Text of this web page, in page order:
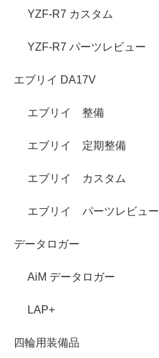
YZF-R7 カスタム
YZF-R7 パーツレビュー
エブリイ DA17V
エブリイ 整備
エブリイ 定期整備
エブリイ カスタム
エブリイ パーツレビュー
データロガー
AiM データロガー
LAP+
四輪用装備品